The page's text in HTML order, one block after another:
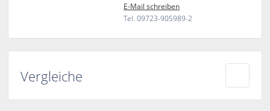
E-Mail schreiben
Tel. 09723-905989-2
Vergleiche